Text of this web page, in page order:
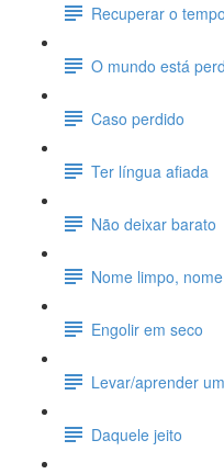
Recuperar o
O mundo está
Caso perdido
Ter língua afiada
Não deixar barato
Nome limpo,
Engolir em seco
Levar/aprender
Daquele jeito